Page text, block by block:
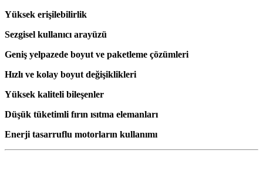
Yüksek erişilebilirlik
Sezgisel kullanıcı arayüzü
Geniş yelpazede boyut ve paketleme çözümleri
Hızlı ve kolay boyut değişiklikleri
Yüksek kaliteli bileşenler
Düşük tüketimli fırın ısıtma elemanları
Enerji tasarruflu motorların kullanımı